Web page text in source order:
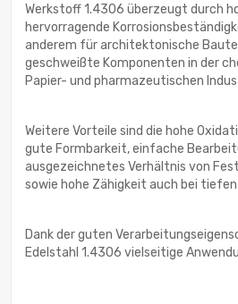
Werkstoff 1.4306 überzeugt durch
hervorragende
anderem für architektonische
geschweißte Komponenten in der
Papier- und pharmazeutischen
Weitere Vorteile sind die hohe
gute Formbarkeit, einfache
ausgezeichnetes Verhältnis von
sowie hohe Zähigkeit auch bei
Dank der guten
Edelstahl 1.4306 vielseitige